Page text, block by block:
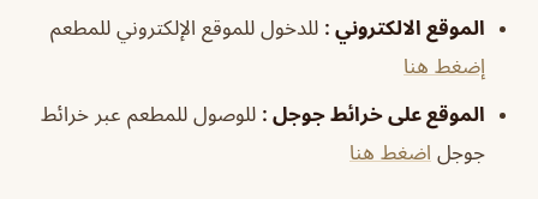
الموقع الالكتروني : للدخول للموقع الإلكتروني للمطعم
إضغط هنا
الموقع على خرائط جوجل : للوصول للمطعم عبر خرائط
جوجل اضغط هنا